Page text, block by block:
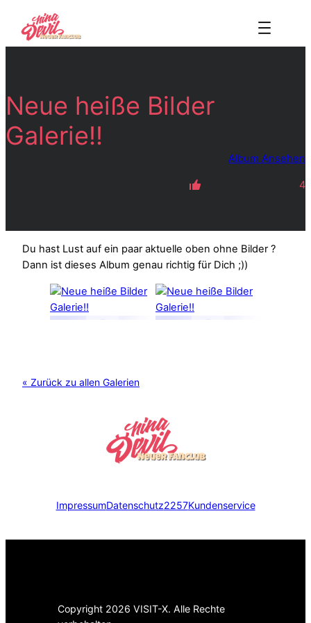
Inhalt
springen
Neue heiße Bilder
Galerie!!
Album Ansehen
4
Du hast Lust auf ein paar aktuelle oben ohne Bilder ?
Dann ist dieses Album genau richtig für Dich ;))
« Zurück zu allen Galerien
ImpressumDatenschutz2257Kundenservice
Copyright 2026 VISIT-X. Alle Rechte